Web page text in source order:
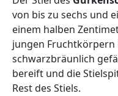
von bis zu sechs und
einem halben
jungen
schwarzbräunlich
bereift und die
Rest des Stiels.